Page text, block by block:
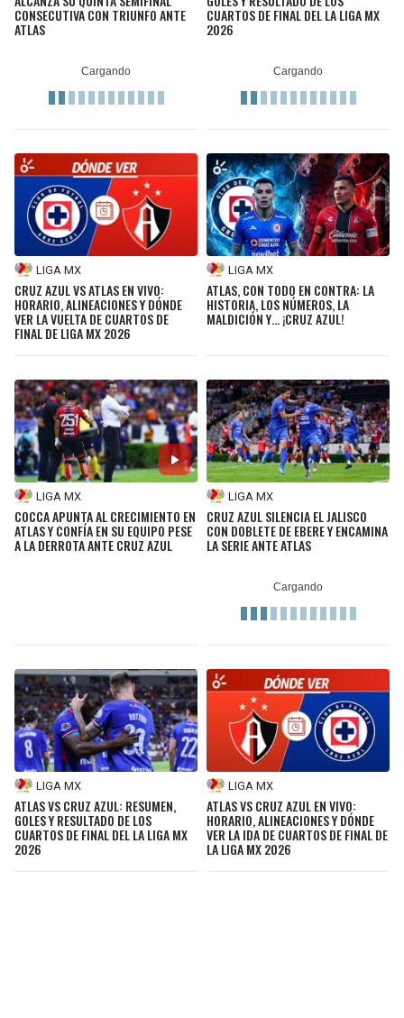
CONSECUTIVA CON TRIUNFO ANTE
ATLAS
CUARTOS DE FINAL DEL LA LIGA MX
2026
LIGA MX
CRUZ AZUL VS ATLAS EN VIVO:
HORARIO, ALINEACIONES Y DÓNDE
VER LA VUELTA DE CUARTOS DE
FINAL DE LIGA MX 2026
LIGA MX
ATLAS, CON TODO EN CONTRA: LA
HISTORIA, LOS NÚMEROS, LA
MALDICIÓN Y… ¡CRUZ AZUL!
LIGA MX
COCCA APUNTA AL CRECIMIENTO EN
ATLAS Y CONFÍA EN SU EQUIPO PESE
A LA DERROTA ANTE CRUZ AZUL
LIGA MX
CRUZ AZUL SILENCIA EL JALISCO
CON DOBLETE DE EBERE Y ENCAMINA
LA SERIE ANTE ATLAS
LIGA MX
ATLAS VS CRUZ AZUL: RESUMEN,
GOLES Y RESULTADO DE LOS
CUARTOS DE FINAL DEL LA LIGA MX
2026
LIGA MX
ATLAS VS CRUZ AZUL EN VIVO:
HORARIO, ALINEACIONES Y DÓNDE
VER LA IDA DE CUARTOS DE FINAL DE
LA LIGA MX 2026